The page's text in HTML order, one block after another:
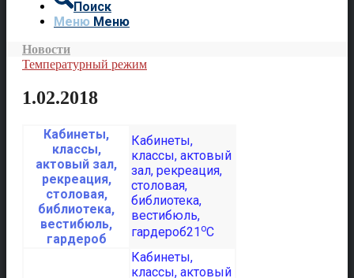
Поиск
Меню Меню
Новости
Температурный режим
1.02.2018
Кабинеты,
классы,
актовый зал,
рекреация,
столовая,
библиотека,
вестибюль,
гардероб
21 oC